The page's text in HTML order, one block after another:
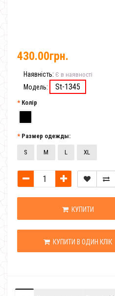
430.00грн.
Наявність: Є в наявності
Модель: St-1345
Колір
Размер одежды:
S M L XL
КУПИТИ
КУПИТИ В ОДИН КЛІК